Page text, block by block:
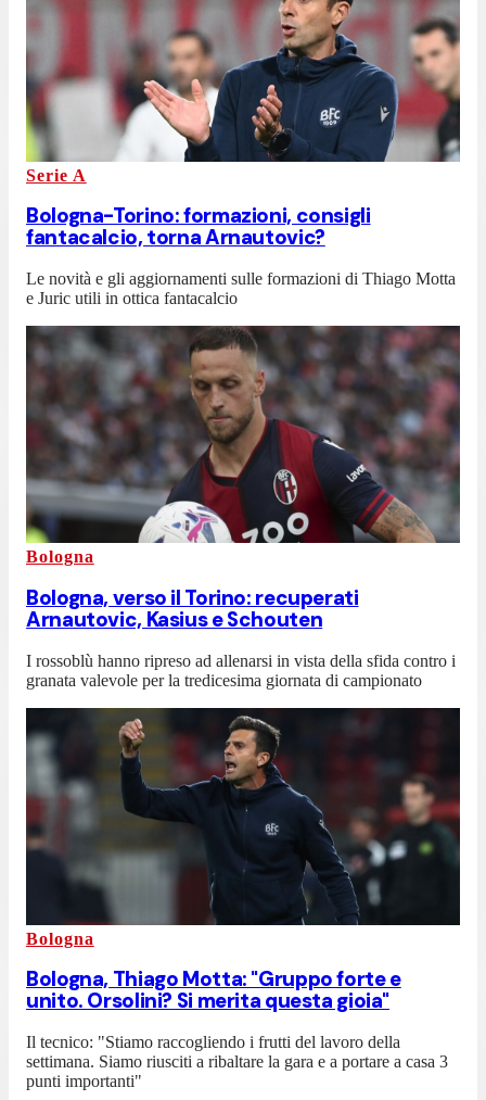
Serie A
Bologna-Torino: formazioni, consigli
fantacalcio, torna Arnautovic?
Le novità e gli aggiornamenti sulle formazioni di Thiago Motta
e Juric utili in ottica fantacalcio
Bologna
Bologna, verso il Torino: recuperati
Arnautovic, Kasius e Schouten
I rossoblù hanno ripreso ad allenarsi in vista della sfida contro i
granata valevole per la tredicesima giornata di campionato
Bologna
Bologna, Thiago Motta: "Gruppo forte e
unito. Orsolini? Si merita questa gioia"
Il tecnico: "Stiamo raccogliendo i frutti del lavoro della
settimana. Siamo riusciti a ribaltare la gara e a portare a casa 3
punti importanti"